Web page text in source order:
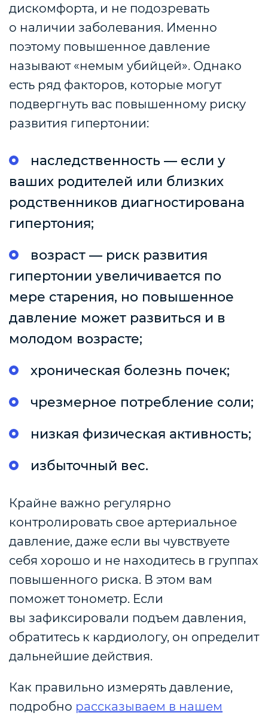
дискомфорта, и не подозревать
о наличии заболевания. Именно
поэтому повышенное давление
называют «немым убийцей». Однако
есть ряд факторов, которые могут
подвергнуть вас повышенному риску
развития гипертонии:
наследственность — если у
ваших родителей или близких
родственников диагностирована
гипертония;
возраст — риск развития
гипертонии увеличивается по
мере старения, но повышенное
давление может развиться и в
молодом возрасте;
хроническая болезнь почек;
чрезмерное потребление соли;
низкая физическая активность;
избыточный вес.
Крайне важно регулярно
контролировать свое артериальное
давление, даже если вы чувствуете
себя хорошо и не находитесь в группах
повышенного риска. В этом вам
поможет тонометр. Если
вы зафиксировали подъем давления,
обратитесь к кардиологу, он определит
дальнейшие действия.
Как правильно измерять давление,
подробно рассказываем в нашем